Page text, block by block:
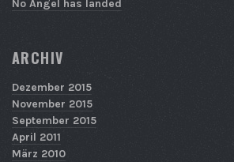
No Angel has landed
ARCHIV
Dezember 2015
November 2015
September 2015
April 2011
März 2010